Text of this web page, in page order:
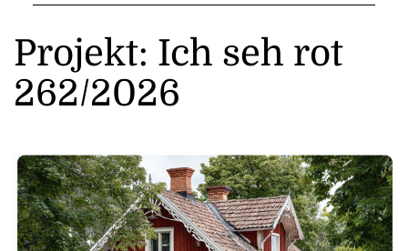
Projekt: Ich seh rot
262/2026